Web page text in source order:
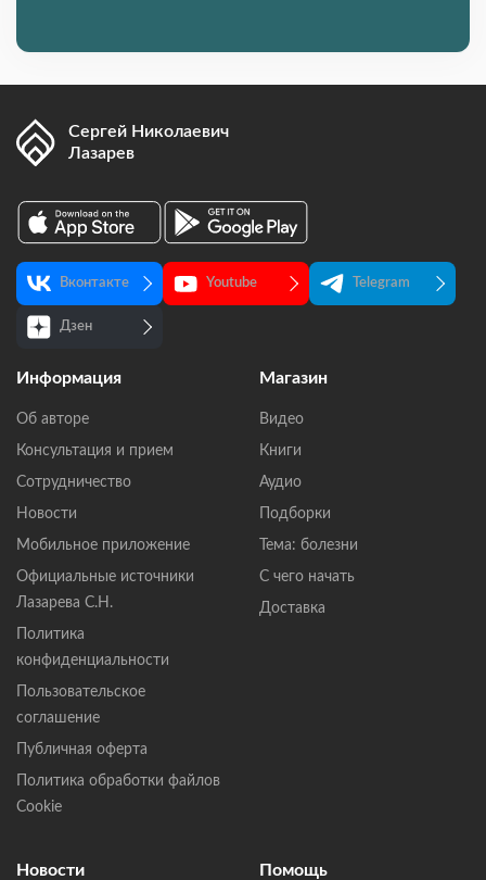
Сергей Николаевич
Лазарев
Вконтакте Youtube Telegram
Дзен
Информация
Об авторе
Консультация и прием
Сотрудничество
Новости
Мобильное приложение
Официальные источники
Лазарева С.Н.
Политика
конфиденциальности
Пользовательское
соглашение
Публичная оферта
Политика обработки файлов
Cookie
Магазин
Видео
Книги
Аудио
Подборки
Тема: болезни
С чего начать
Доставка
Новости Помощь